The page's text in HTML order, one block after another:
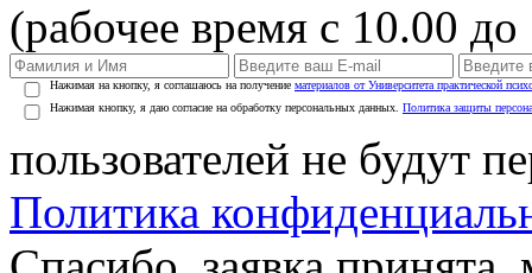
(рабочее время с 10.00
Нажимая на кнопку, я соглашаюсь на получение материалов от Университета практической
Нажимая кнопку, я даю согласие на обработку персональных данных. Политика защиты
пользователей не будут
Политика